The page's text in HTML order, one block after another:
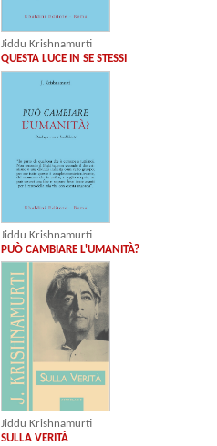
Jiddu Krishnamurti
QUESTA LUCE IN SE STESSI
Jiddu Krishnamurti
PUÒ CAMBIARE L'UMANITÀ?
Jiddu Krishnamurti
SULLA VERITÀ